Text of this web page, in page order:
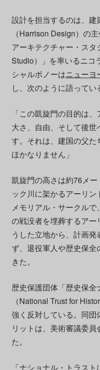
設計を担当するのは、
（Harrison Design）の
アーキテクチャー・ス
Studio）」を率いるニコ
シャルボノーはニューヨ
し、次のように語ってい
「この凱旋門の目的は
大さ、自由、そして後世
す。それは、建国の父
ほかなりません」
凱旋門の高さは約76メ
ック川に架かるアーリ
メモリアル・サークル
の戦没者を埋葬するアー
うした立地から、計画
ず、退役軍人や歴史保
きた。
歴史保護団体「歴史保全
（National Trust for
強く反対している。同団
リットは、美術審議委
た。
「ナショナル・トラス